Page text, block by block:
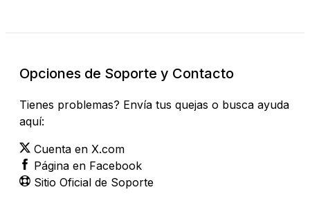
Opciones de Soporte y Contacto
Tienes problemas? Envía tus quejas o busca ayuda
aquí:
Cuenta en X.com
Página en Facebook
Sitio Oficial de Soporte